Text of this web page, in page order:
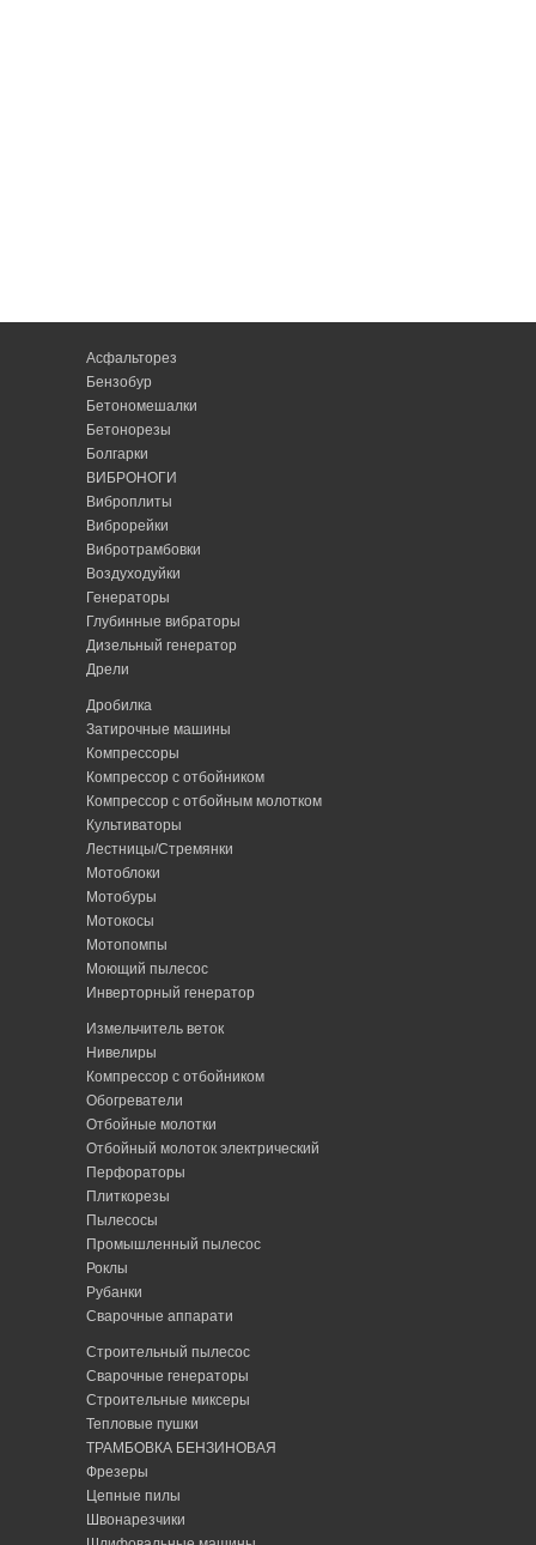
Асфальторез
Бензобур
Бетономешалки
Бетонорезы
Болгарки
ВИБРОНОГИ
Виброплиты
Виброрейки
Вибротрамбовки
Воздуходуйки
Генераторы
Глубинные вибраторы
Дизельный генератор
Дрели
Дробилка
Затирочные машины
Компрессоры
Компрессор с отбойником
Компрессор с отбойным молотком
Культиваторы
Лестницы/Стремянки
Мотоблоки
Мотобуры
Мотокосы
Мотопомпы
Моющий пылесос
Инверторный генератор
Измельчитель веток
Нивелиры
Компрессор с отбойником
Обогреватели
Отбойные молотки
Отбойный молоток электрический
Перфораторы
Плиткорезы
Пылесосы
Промышленный пылесос
Роклы
Рубанки
Сварочные аппарати
Строительный пылесос
Сварочные генераторы
Строительные миксеры
Тепловые пушки
ТРАМБОВКА БЕНЗИНОВАЯ
Фрезеры
Цепные пилы
Швонарезчики